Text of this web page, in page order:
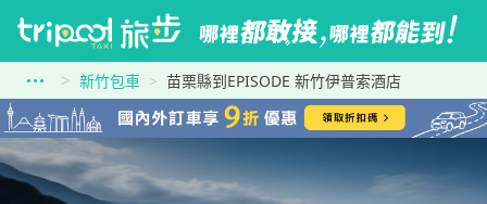
新竹包車 苗栗縣到EPISODE 新竹伊普索酒店